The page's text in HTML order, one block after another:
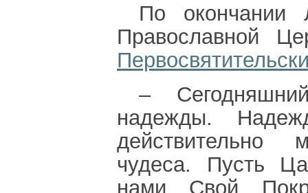
По окончании
Православной
–
надежды.
действительно
чудеса. Пусть
нами Свой